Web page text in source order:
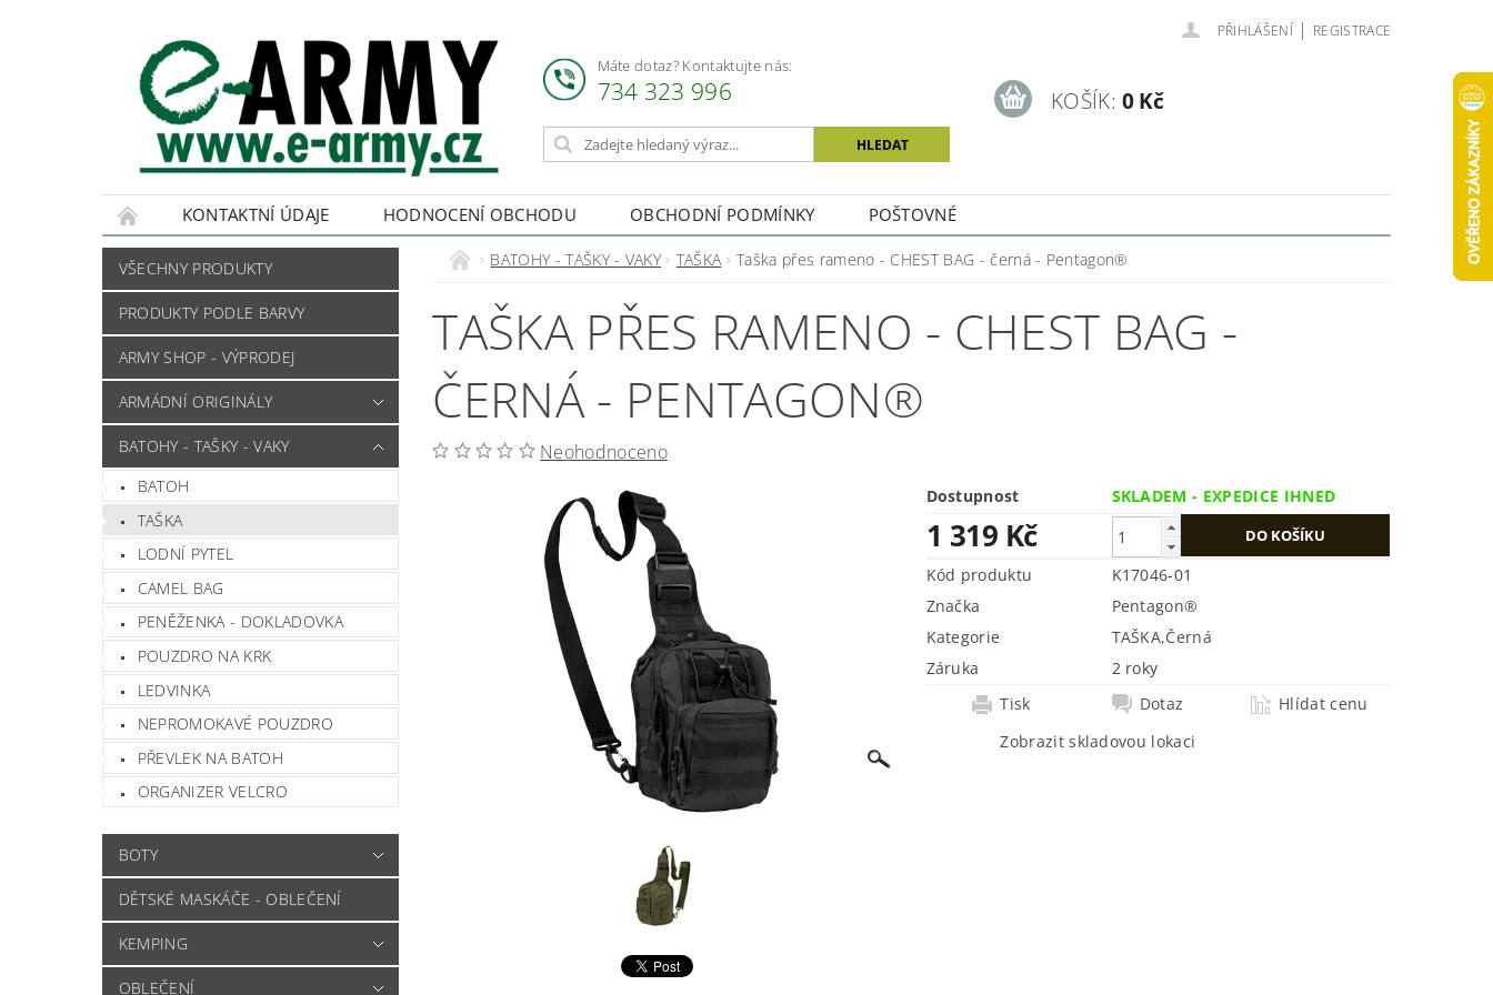
Máte dotaz? Kontaktujte nás:
734 323 996
PŘIHLÁŠENÍ | REGISTRACE
KOŠÍK: 0 Kč
KONTAKTNÍ ÚDAJE HODNOCENÍ OBCHODU OBCHODNÍ PODMÍNKY POŠTOVNÉ
VŠECHNY PRODUKTY
PRODUKTY PODLE BARVY
ARMY SHOP - VÝPRODEJ
ARMÁDNÍ ORIGINÁLY
BATOHY - TAŠKY - VAKY
BATOH
TAŠKA
LODNÍ PYTEL
CAMEL BAG
PENĚŽENKA - DOKLADOVKA
POUZDRO NA KRK
LEDVINKA
NEPROMOKAVÉ POUZDRO
PŘEVLEK NA BATOH
ORGANIZER VELCRO
BOTY
DĚTSKÉ MASKÁČE - OBLEČENÍ
KEMPING
OBLEČENÍ
BATOHY - TAŠKY - VAKY TAŠKA Taška přes rameno - CHEST BAG - černá - Pentagon®
TAŠKA PŘES RAMENO - CHEST BAG -
ČERNÁ - PENTAGON®
Neohodnoceno
Dostupnost SKLADEM - EXPEDICE IHNED
1 319 Kč
Kód produktu
K17046-01
Značka
Pentagon®
Kategorie
TAŠKA,Černá
Záruka
2 roky
Tisk
Dotaz
Hlídat cenu
Zobrazit skladovou lokaci